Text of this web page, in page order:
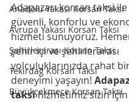
Anadolu Yakası Korsan Taksi
Avrupa Yakası Korsan Taksi
Şehirlerarası Korsan Taksi
Tekirdağ Korsan Taksi
Büyükçekmece Korsan Taksi
Adapazarı korsan taksi
güvenli, konforlu ve
hizmeti sunuyoruz.
şehir içi ve şehirlerarası
yolculuklarınızda rahat
deneyimi yaşayın!
taksi hizmetimiz sizin